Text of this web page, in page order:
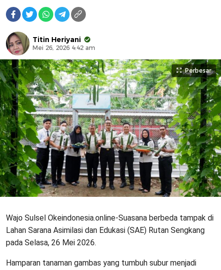
Titin Heriyani
Mei 26, 2026 4:42 am
Perbesar
Wajo Sulsel Okeindonesia.online-Suasana berbeda tampak di
Lahan Sarana Asimilasi dan Edukasi (SAE) Rutan Sengkang
pada Selasa, 26 Mei 2026.
Hamparan tanaman gambas yang tumbuh subur menjadi